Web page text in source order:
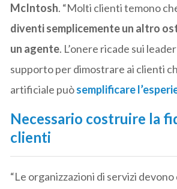
McIntosh. “Molti clienti temono
diventi semplicemente un altro
un agente. L’onere ricade sui
supporto per dimostrare ai clienti
artificiale puòsemplificare
Necessario costruire la
clienti
“Le organizzazioni di servizi